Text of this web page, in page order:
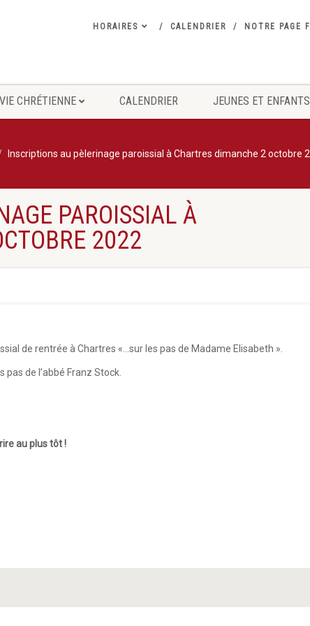
HORAIRES CALENDRIER NOTRE PAGE
CHRÉTIENNE CALENDRIER JEUNES ET ENFANTS
Inscriptions au pèlerinage paroissial à Chartres dimanche 2 octobre
PAROISSIAL À
2022
de rentrée à Chartres «…sur les pas de Madame Elisabeth ».
de l’abbé Franz Stock.
au plus tôt !